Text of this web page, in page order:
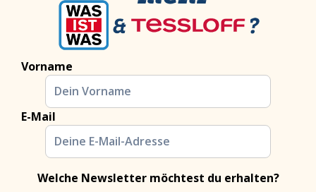
Vorname
E-Mail
Welche Newsletter möchtest du erhalten?